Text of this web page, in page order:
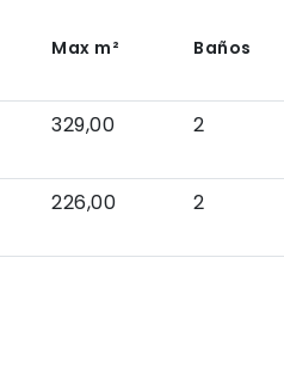
Max m² Baños
329,00 2
226,00 2